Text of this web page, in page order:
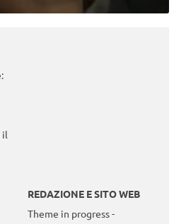
il
REDAZIONE E SITO WEB
Theme in progress -